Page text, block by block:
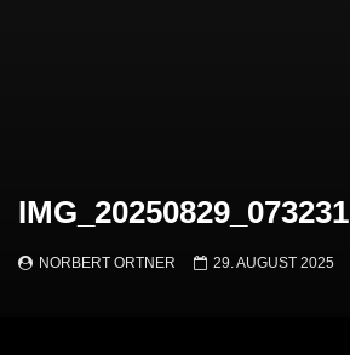
IMG_20250829_073231
NORBERT ORTNER 29. AUGUST 2025